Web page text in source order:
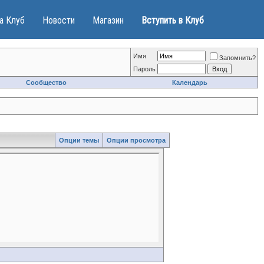
Клуб Новости Магазин Вступить в Клуб
Имя
Запомнить?
Пароль
Сообщество
Календарь
Опции темы Опции просмотра